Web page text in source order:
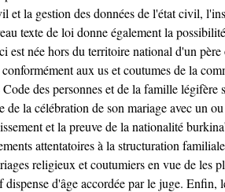
et la gestion des données de l'état civil,
texte de loi donne également la
est née hors du territoire national d'un
aux us et coutumes de la
des personnes et de la famille
la célébration de son mariage avec un
et la preuve de la nationalité
attentatoires à la structuration
religieux et coutumiers en vue de les
dispense d'âge accordée par le juge.